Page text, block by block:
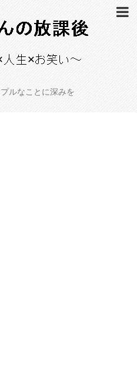
ルなことに深みを